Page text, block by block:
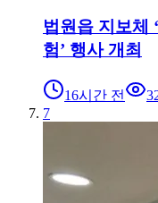
법원읍 지보체
험’ 행사 개최
16시간 전
7